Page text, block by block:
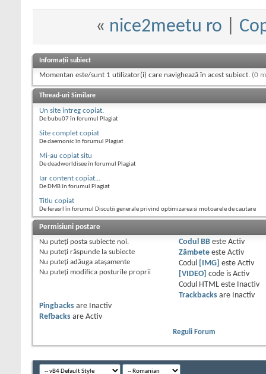
« nice2meetu ro
Informații subiect
Momentan este/sunt 1 utilizator(i) care navighează în acest subiect. (0
Thread-uri Similare
Un site intreg copiat.
De bubu07 în forumul Plagiat
Site complet copiat
De daemonic în forumul Plagiat
Mi-au copiat situ
De deadworldisee în forumul Plagiat
Iar content copiat...
De DMB în forumul Plagiat
Titlu copiat
De ferasrl în forumul Discutii generale privind optimizarea si motoarele de cautare
Permisiuni postare
Nu puteţi posta subiecte noi.
Nu puteţi răspunde la subiecte
Nu puteţi adăuga ataşamente
Nu puteţi modifica posturile proprii
Codul BBeste Activ
Zâmbeteeste Activ
Codul
[IMG] este Activ
[VIDEO]
code is Activ
Codul HTML este
Inactiv
Trackbacksare
Inactiv
Pingbacks are
Inactiv
Refbacks are Activ
Reguli Forum